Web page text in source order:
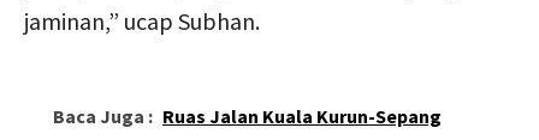
jaminan,” ucap Subhan.
Baca Juga : Ruas Jalan Kuala Kurun-Sepang